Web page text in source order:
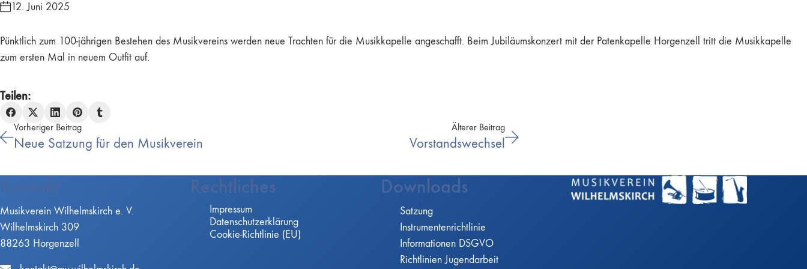
12. Juni 2025
Pünktlich zum 100-jährigen Bestehen des Musikvereins werden neue Trachten für die Musikkapelle angeschafft. Beim Jubiläumskonzert mit der Patenkapelle Horgenzell tritt die Musikkapelle
zum ersten Mal in neuem Outfit auf.
Teilen:
Vorstandswechsel
Älterer Beitrag
Neue Satzung für den Musikverein
Vorheriger Beitrag
Musikverein Wilhelmskirch e. V.
Wilhelmskirch 309
88263 Horgenzell
Rechtliches
Impressum
Datenschutzerklärung
Cookie-Richtlinie (EU)
Downloads
Satzung
Instrumentenrichtlinie
Informationen DSGVO
Richtlinien Jugendarbeit